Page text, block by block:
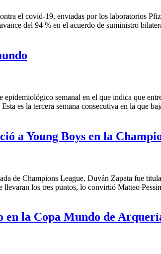
el covid-19, enviadas por los laboratorios
del 94 % en el acuerdo de suministro
semanal en el que indica que
es la tercera semana consecutiva en la que
a Young Boys en la
de Champions League. Duván Zapata fue
los tres puntos, lo convirtió Matteo
en la Copa Mundo de